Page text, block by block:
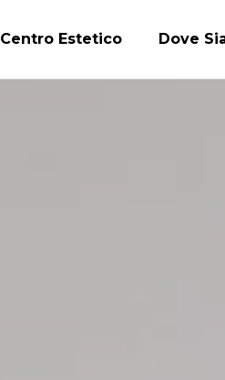
Centro Estetico Dove